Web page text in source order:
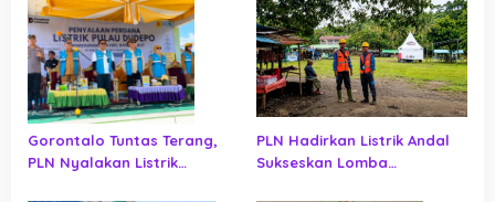
Gorontalo Tuntas Terang,
PLN Nyalakan Listrik
PLN Hadirkan Listrik Andal
Sukseskan Lomba